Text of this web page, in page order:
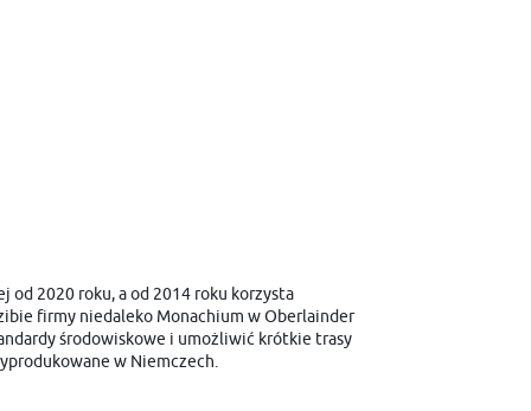
2020 roku, a od 2014 roku korzysta
firmy niedaleko Monachium w Oberlainder
środowiskowe i umożliwić krótkie trasy
w Niemczech.